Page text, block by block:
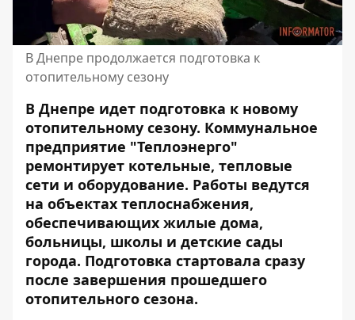
В Днепре продолжается подготовка к
отопительному сезону
В Днепре идет подготовка к новому
отопительному сезону. Коммунальное
предприятие "Теплоэнерго"
ремонтирует котельные, тепловые
сети и оборудование. Работы ведутся
на объектах теплоснабжения,
обеспечивающих жилые дома,
больницы, школы и детские сады
города. Подготовка стартовала сразу
после завершения прошедшего
отопительного сезона.